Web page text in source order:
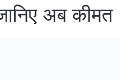
अब कीमत